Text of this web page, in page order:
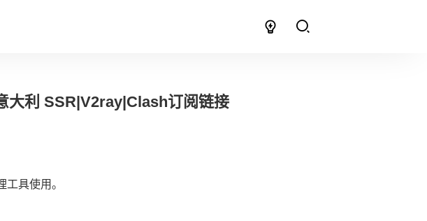
大利 SSR|V2ray|Clash订阅链接
具使用。